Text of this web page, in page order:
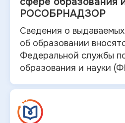
РОСОБРНАДЗОР
Сведения о
об образовании
Федеральной службы
образования и науки